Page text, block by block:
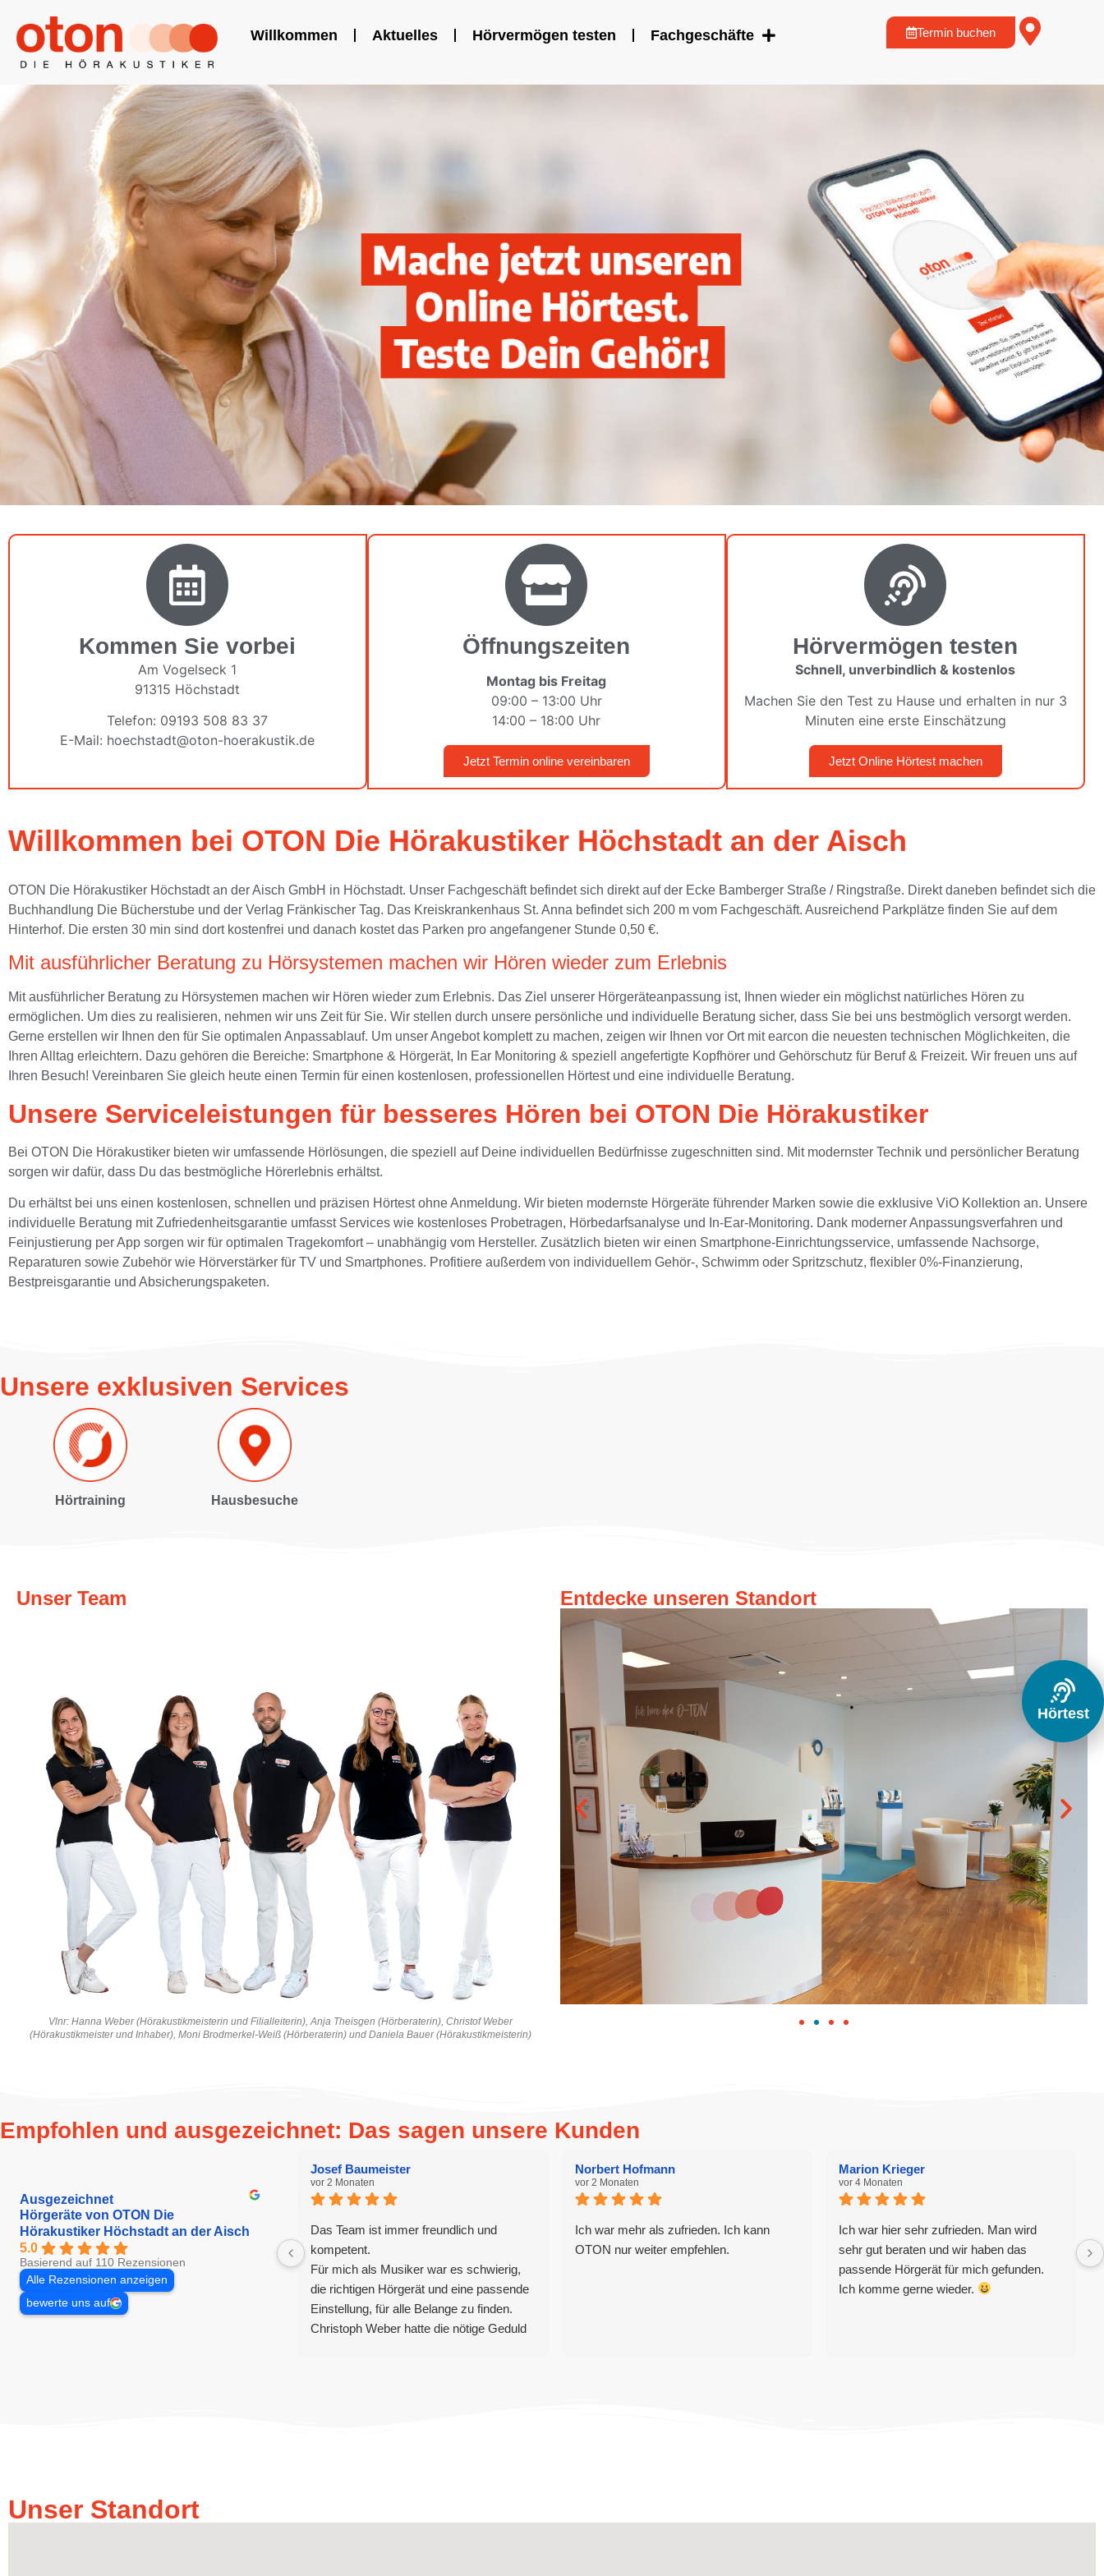
Willkommen Aktuelles Hörvermögen testen Fachgeschäfte Termin buchen
Kommen Sie vorbei
Am Vogelseck 1
91315 Höchstadt
Telefon: 09193 508 83 37
E-Mail: hoechstadt@oton-hoerakustik.de
Öffnungszeiten
Montag bis Freitag
09:00 – 13:00 Uhr
14:00 – 18:00 Uhr
Jetzt Termin online vereinbaren
Hörvermögen testen
Schnell, unverbindlich & kostenlos
Machen Sie den Test zu Hause und erhalten in nur 3
Minuten eine erste Einschätzung
Jetzt Online Hörtest machen
Willkommen bei OTON Die Hörakustiker Höchstadt an der Aisch
OTON Die Hörakustiker Höchstadt an der Aisch GmbH in Höchstadt. Unser Fachgeschäft befindet sich direkt auf der Ecke Bamberger Straße / Ringstraße. Direkt daneben befindet sich die
Buchhandlung Die Bücherstube und der Verlag Fränkischer Tag. Das Kreiskrankenhaus St. Anna befindet sich 200 m vom Fachgeschäft. Ausreichend Parkplätze finden Sie auf dem
Hinterhof. Die ersten 30 min sind dort kostenfrei und danach kostet das Parken pro angefangener Stunde 0,50 €.
Mit ausführlicher Beratung zu Hörsystemen machen wir Hören wieder zum Erlebnis
Mit ausführlicher Beratung zu Hörsystemen machen wir Hören wieder zum Erlebnis. Das Ziel unserer Hörgeräteanpassung ist, Ihnen wieder ein möglichst natürliches Hören zu
ermöglichen. Um dies zu realisieren, nehmen wir uns Zeit für Sie. Wir stellen durch unsere persönliche und individuelle Beratung sicher, dass Sie bei uns bestmöglich versorgt werden.
Gerne erstellen wir Ihnen den für Sie optimalen Anpassablauf. Um unser Angebot komplett zu machen, zeigen wir Ihnen vor Ort mit earcon die neuesten technischen Möglichkeiten, die
Ihren Alltag erleichtern. Dazu gehören die Bereiche: Smartphone & Hörgerät, In Ear Monitoring & speziell angefertigte Kopfhörer und Gehörschutz für Beruf & Freizeit. Wir freuen uns auf
Ihren Besuch! Vereinbaren Sie gleich heute einen Termin für einen kostenlosen, professionellen Hörtest und eine individuelle Beratung.
Unsere Serviceleistungen für besseres Hören bei OTON Die Hörakustiker
Bei OTON Die Hörakustiker bieten wir umfassende Hörlösungen, die speziell auf Deine individuellen Bedürfnisse zugeschnitten sind. Mit modernster Technik und persönlicher Beratung
sorgen wir dafür, dass Du das bestmögliche Hörerlebnis erhältst.
Du erhältst bei uns einen kostenlosen, schnellen und präzisen Hörtest ohne Anmeldung. Wir bieten modernste Hörgeräte führender Marken sowie die exklusive ViO Kollektion an. Unsere
individuelle Beratung mit Zufriedenheitsgarantie umfasst Services wie kostenloses Probetragen, Hörbedarfsanalyse und In-Ear-Monitoring. Dank moderner Anpassungsverfahren und
Feinjustierung per App sorgen wir für optimalen Tragekomfort – unabhängig vom Hersteller. Zusätzlich bieten wir einen Smartphone-Einrichtungsservice, umfassende Nachsorge,
Reparaturen sowie Zubehör wie Hörverstärker für TV und Smartphones. Profitiere außerdem von individuellem Gehör-, Schwimm oder Spritzschutz, flexibler 0%-Finanzierung,
Bestpreisgarantie und Absicherungspaketen.
Unsere exklusiven Services
Hörtraining Hausbesuche
Unser Team
Vlnr: Hanna Weber (Hörakustikmeisterin und Filialleiterin), Anja Theisgen (Hörberaterin), Christof Weber
(Hörakustikmeister und Inhaber), Moni Brodmerkel-Weiß (Hörberaterin) und Daniela Bauer (Hörakustikmeisterin)
Entdecke unseren Standort
Empfohlen und ausgezeichnet: Das sagen unsere Kunden
Ausgezeichnet
Hörgeräte von OTON Die
Hörakustiker Höchstadt an der Aisch
5.0
Basierend auf 110 Rezensionen
Alle Rezensionen anzeigen
bewerte uns auf
Josef Baumeister
vor 2 Monaten
Das Team ist immer freundlich und
kompetent.
Für mich als Musiker war es schwierig,
die richtigen Hörgerät und eine passende
Einstellung, für alle Belange zu finden.
Christoph Weber hatte die nötige Geduld
Norbert Hofmann
vor 2 Monaten
Ich war mehr als zufrieden. Ich kann
OTON nur weiter empfehlen.
Marion Krieger
vor 4 Monaten
Ich war hier sehr zufrieden. Man wird
sehr gut beraten und wir haben das
passende Hörgerät für mich gefunden.
Ich komme gerne wieder.
Unser Standort
Hörtest